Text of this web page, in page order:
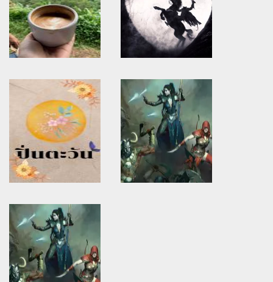
Warning: Use of undefined
constant article_topic -
assumed 'article_topic' (this
will throw an Error in a future
version of PHP) in
/home/keedkean/domains/keedkean.com/public_html/include/article/
on line534
นทีสีรุ้ง (NC 25 ++)
Warning: Use of undefined
constant article_topic -
assumed 'article_topic' (this
will throw an Error in a future
version of PHP) in
/home/keedkean/domains/
on line534
เงินและความรัก
Warning: Use of undefined
constant article_topic -
assumed 'article_topic' (this
will throw an Error in a future
version of PHP) in
/home/keedkean/domains/keedkean.com/public_html/include/article/
on line534